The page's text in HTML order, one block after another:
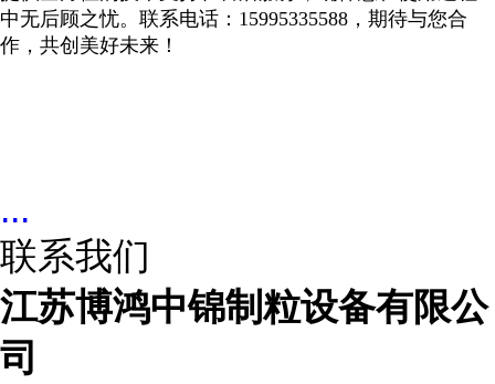
中无后顾之忧。联系电话： 15995335588，期待与您合
作，共创美好未来！
...
联系我们
江苏博鸿中锦制粒设备有限公
司